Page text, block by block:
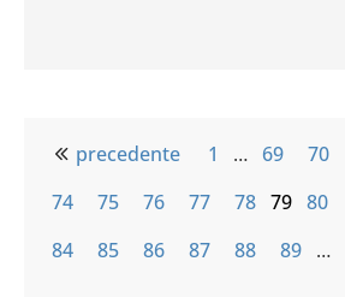
precedente 1 … 69 70
74
75 76 77 78 79 80
84
85 86 87 88 89 …